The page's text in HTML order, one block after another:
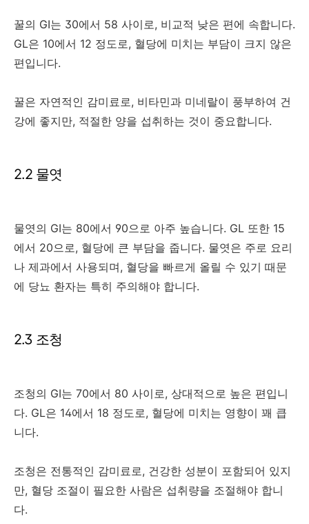
꿀의 GI는 30에서 58 사이로, 비교적 낮은 편에 속합니다.
GL은 10에서 12 정도로, 혈당에 미치는 부담이 크지 않은
편입니다.
꿀은 자연적인 감미료로, 비타민과 미네랄이 풍부하여 건
강에 좋지만, 적절한 양을 섭취하는 것이 중요합니다.
2.2 물엿
물엿의 GI는 80에서 90으로 아주 높습니다. GL 또한 15
에서 20으로, 혈당에 큰 부담을 줍니다. 물엿은 주로 요리
나 제과에서 사용되며, 혈당을 빠르게 올릴 수 있기 때문
에 당뇨 환자는 특히 주의해야 합니다.
2.3 조청
조청의 GI는 70에서 80 사이로, 상대적으로 높은 편입니
다. GL은 14에서 18 정도로, 혈당에 미치는 영향이 꽤 큽
니다.
조청은 전통적인 감미료로, 건강한 성분이 포함되어 있지
만, 혈당 조절이 필요한 사람은 섭취량을 조절해야 합니
다.